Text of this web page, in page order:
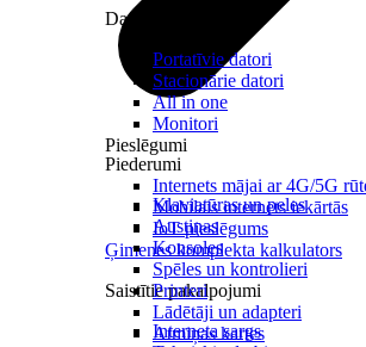
Pieslēgumi
Internets mājai ar 4G/5G
Mobilais internets iekārtās
IoT pieslēgums
Ģimenes komplekta kalkulators
Saistītie pakalpojumi
Interneta sargs
Datori un Monitori
Portatīvie datori
Stacionārie datori
All in one
Monitori
Piederumi
Klaviatūras un peles
Austiņas
Konsoles
Spēles un kontrolieri
Printeri
Lādētāji un adapteri
Atmiņas kartes